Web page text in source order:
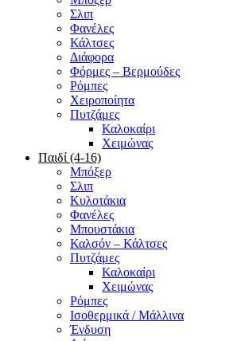
Σλιπ
Φανέλες
Κάλτσες
Διάφορα
Φόρμες – Βερμούδες
Ρόμπες
Χειροποίητα
Πυτζάμες
Καλοκαίρι
Χειμώνας
Παιδί (4-16)
Μπόξερ
Σλιπ
Κυλοτάκια
Φανέλες
Μπουστάκια
Καλσόν – Κάλτσες
Πυτζάμες
Καλοκαίρι
Χειμώνας
Ρόμπες
Ισοθερμικά / Μάλλινα
Ένδυση